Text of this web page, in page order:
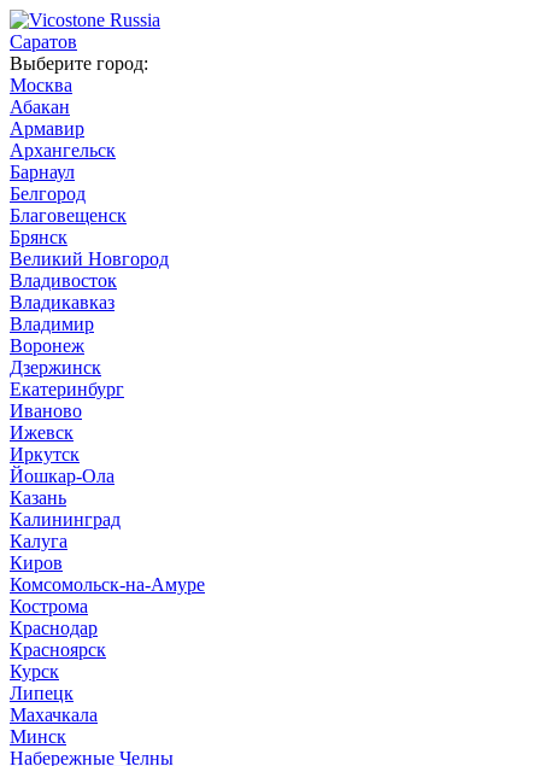
Саратов
Выберите город:
Москва
Абакан
Армавир
Архангельск
Барнаул
Белгород
Благовещенск
Брянск
Великий Новгород
Владивосток
Владикавказ
Владимир
Воронеж
Дзержинск
Екатеринбург
Иваново
Ижевск
Иркутск
Йошкар-Ола
Казань
Калининград
Калуга
Киров
Комсомольск-на-Амуре
Кострома
Краснодар
Красноярск
Курск
Липецк
Махачкала
Минск
Набережные Челны